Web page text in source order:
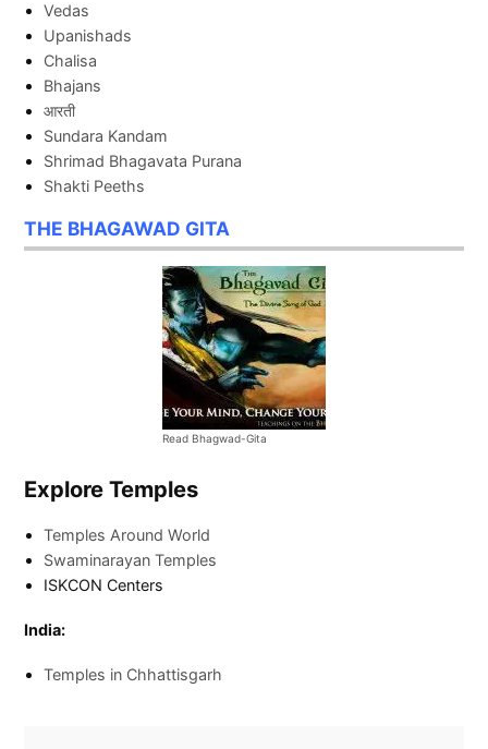
Vedas
Upanishads
Chalisa
Bhajans
आरती
Sundara Kandam
Shrimad Bhagavata Purana
Shakti Peeths
THE BHAGAWAD GITA
Read Bhagwad-Gita
Explore Temples
Temples Around World
Swaminarayan Temples
ISKCON Centers
India:
Temples in Chhattisgarh